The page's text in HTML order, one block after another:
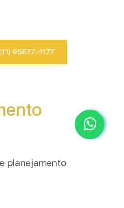
(11) 95877-1177
planejamento